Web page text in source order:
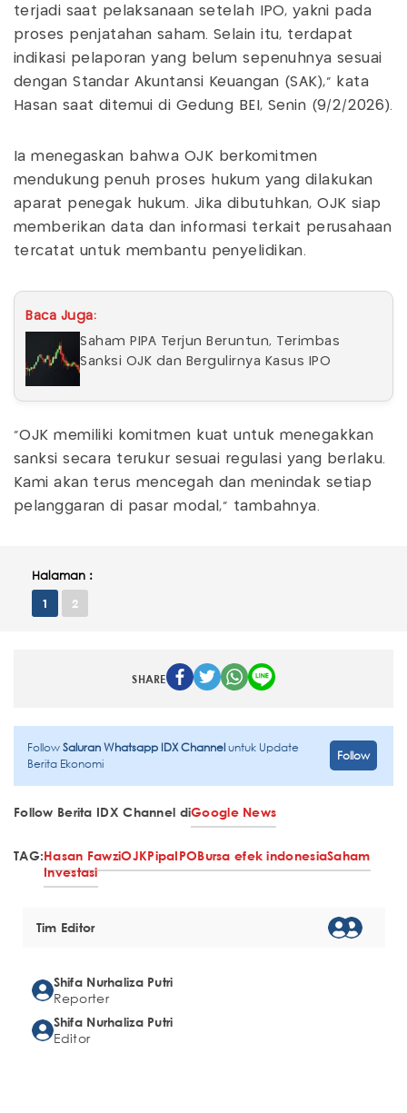
terjadi saat pelaksanaan setelah IPO, yakni pada
proses penjatahan saham. Selain itu, terdapat
indikasi pelaporan yang belum sepenuhnya sesuai
dengan Standar Akuntansi Keuangan (SAK),” kata
Hasan saat ditemui di Gedung BEI, Senin (9/2/2026).
Ia menegaskan bahwa OJK berkomitmen
mendukung penuh proses hukum yang dilakukan
aparat penegak hukum. Jika dibutuhkan, OJK siap
memberikan data dan informasi terkait perusahaan
tercatat untuk membantu penyelidikan.
Baca Juga:
Saham PIPA Terjun Beruntun, Terimbas
Sanksi OJK dan Bergulirnya Kasus IPO
“OJK memiliki komitmen kuat untuk menegakkan
sanksi secara terukur sesuai regulasi yang berlaku.
Kami akan terus mencegah dan menindak setiap
pelanggaran di pasar modal,” tambahnya.
Halaman :
1 2
SHARE
FollowSaluran Whatsapp IDX Channeluntuk Update
Berita Ekonomi
Follow
Follow Berita IDX Channel diGoogle News
TAG:Hasan FawziOJKPipaIPOBursa efek indonesiaSaham
Investasi
Tim Editor
Shifa Nurhaliza Putri
Reporter
Shifa Nurhaliza Putri
Editor